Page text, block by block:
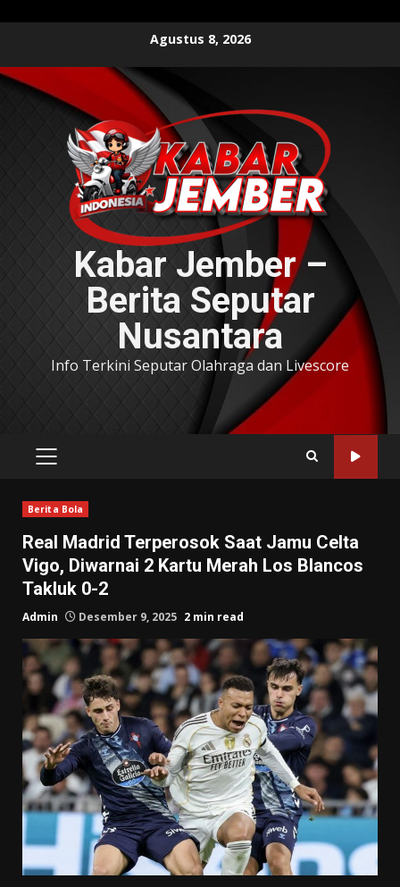
content
Agustus 8, 2026
Kabar Jember –
Berita Seputar
Nusantara
Info Terkini Seputar Olahraga dan Livescore
PRIMARY
Berita Bola
Real Madrid Terperosok Saat Jamu Celta
Vigo, Diwarnai 2 Kartu Merah Los Blancos
Takluk 0-2
Admin Desember 9, 2025 2 min read